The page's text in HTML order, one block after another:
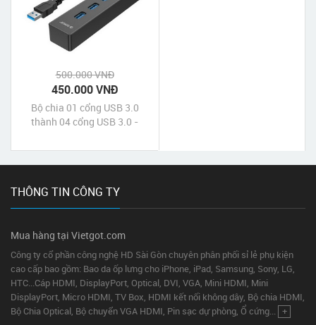
500.000 VNĐ
450.000 VNĐ
Bộ chia 01 cổng USB 3.0
thành 04 cổng USB 3.0 -
THÔNG TIN CÔNG TY
Mua hàng tại Vietgot.com
Công ty cổ phần công nghệ HD Sài Gòn chuyên phân phối sỉ lẻ phụ kiện
cao cấp bao gồm: Bao da ốp lưng cho iPhone, iPad, Samsung, Sony, LG,
HTC...Cáp HDMI, DisplayPort, Optical, DVI, VGA, Mini HDMI, Mini
DisplayPort, Micro HDMI, TV Box, HDMI kết nối không dây, Bộ chia HDMI,
Bộ Chia Optical, Bộ chuyển VGA HDMI, Pin sạc dự phòng, Ổ cứng... +